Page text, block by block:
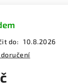
do: 10.8.2026